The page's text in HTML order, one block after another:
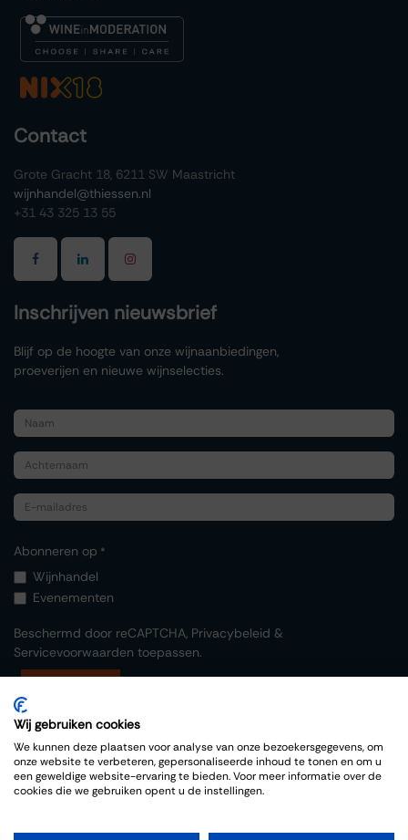
Contact
Grote Gracht 18, 6211 SW Maastricht
wijnhandel@thiessen.nl
+31 43 325 13 55
Inschrijven nieuwsbrief
Blijf op de hoogte van onze wijnaanbiedingen,
proeverijen en nieuwe wijnselecties.
Abonneren op *
Wijnhandel
Evenementen
Beschermd door reCAPTCHA, Privacybeleid &
Servicevoorwaarden toepassen.
Wij gebruiken cookies
We kunnen deze plaatsen voor analyse van onze bezoekersgegevens, om
onze website te verbeteren, gepersonaliseerde inhoud te tonen en om u
een geweldige website-ervaring te bieden. Voor meer informatie over de
cookies die we gebruiken opent u de instellingen.